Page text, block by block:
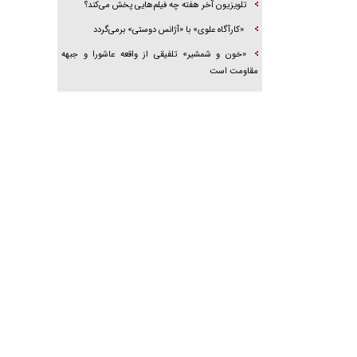
تلویزیون آخر هفته چه فیلم‌هایی پخش می‌کند؟
«کارآگاه علوی» با «آژانس دوستی» برمی‌گردد
«خون و شمشیر» تلفیقی از واقعه عاشورا و جبهه
مقاومت است